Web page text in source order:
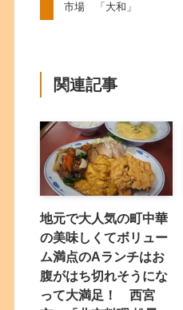
市場 「大和」
関連記事
地元で大人気の町中華
の美味しくてボリュー
ム満点のAランチはお
腹がはち切れそうにな
って大満足！ 西宮